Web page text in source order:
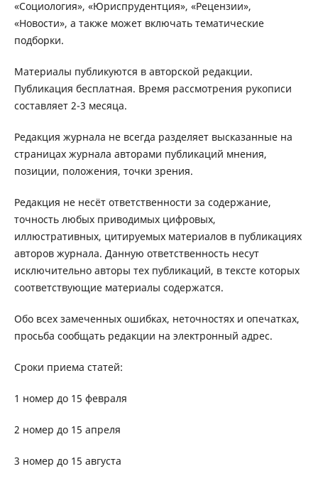
«Социология», «Юриспрудентция», «Рецензии»,
«Новости», а также может включать тематические
подборки.
Материалы публикуются в авторской редакции.
Публикация бесплатная. Время рассмотрения рукописи
составляет 2-3 месяца.
Редакция журнала не всегда разделяет высказанные на
страницах журнала авторами публикаций мнения,
позиции, положения, точки зрения.
Редакция не несёт ответственности за содержание,
точность любых приводимых цифровых,
иллюстративных, цитируемых материалов в публикациях
авторов журнала. Данную ответственность несут
исключительно авторы тех публикаций, в тексте которых
соответствующие материалы содержатся.
Обо всех замеченных ошибках, неточностях и опечатках,
просьба сообщать редакции на электронный адрес.
Сроки приема статей:
1 номер до 15 февраля
2 номер до 15 апреля
3 номер до 15 августа